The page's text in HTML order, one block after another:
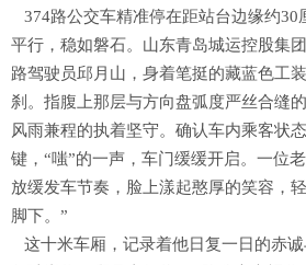
374路公交车精准停在距站台边缘约30
平行，稳如磐石。山东青岛城运控股集
路驾驶员邱月山，身着笔挺的藏蓝色工
刹。指腹上那层与方向盘弧度严丝合缝
风雨兼程的执着坚守。确认车内乘客状
键，“嗤”的一声，车门缓缓开启。一位
放缓发车节奏，脸上漾起憨厚的笑容，
脚下。”
这十米车厢，记录着他日复一日的赤